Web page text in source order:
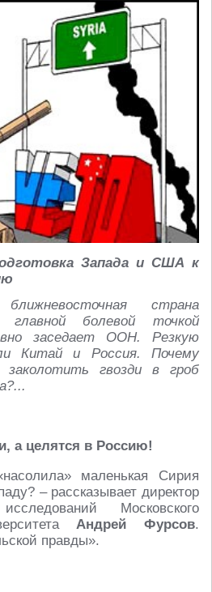
Запада и США к
страна
главной болевой точкой
заседает ООН. Резкую
Китай и Россия. Почему
гвозди в гроб
а целятся в Россию!
маленькая Сирия
– рассказывает директор
Московского
Андрей Фурсов.
правды».